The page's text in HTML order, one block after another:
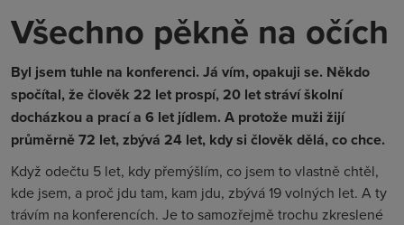
Všechno pěkně na očích
Byl jsem tuhle na konferenci. Já vím, opakuji se. Někdo
spočítal, že člověk 22 let prospí, 20 let stráví školní
docházkou a prací a 6 let jídlem. A protože muži žijí
průměrně 72 let, zbývá 24 let, kdy si člověk dělá, co chce.
Když odečtu 5 let, kdy přemýšlím, co jsem to vlastně chtěl,
kde jsem, a proč jdu tam, kam jdu, zbývá 19 volných let. A ty
trávím na konferencích. Je to samozřejmě trochu zkreslené